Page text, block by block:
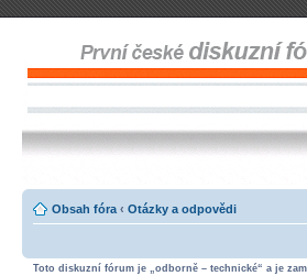
Obsah fóra ‹ Otázky a odpovědi
Toto diskuzní fórum je „odborně – technické“ a je